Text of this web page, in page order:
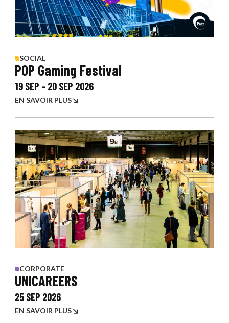
SOCIAL
POP Gaming Festival
19 SEP - 20 SEP 2026
EN SAVOIR PLUS
CORPORATE
UNICAREERS
25 SEP 2026
EN SAVOIR PLUS